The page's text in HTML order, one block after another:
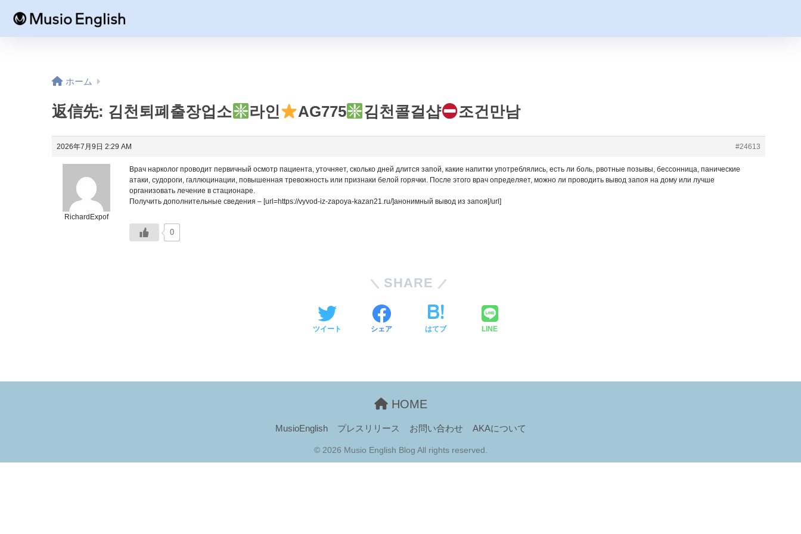
ホーム
返信先: 김천퇴폐출장업소 라인 AG775 김천콜걸샵 조건만남
2026年7月9日 2:29 AM #24613
RichardExpof
Врач нарколог проводит первичный осмотр пациента, уточняет, сколько дней длится запой, какие напитки употреблялись, есть ли боль, рвотные позывы, бессонница, панические
атаки, судороги, галлюцинации, повышенная тревожность или признаки белой горячки. После этого врач определяет, можно ли проводить вывод запоя на дому или лучше
организовать лечение в стационаре.
Получить дополнительные сведения – [url=https://vyvod-iz-zapoya-kazan21.ru/]анонимный вывод из запоя[/url]
0
SHARE
ツイート シェア はてブ LINE
HOME
MusioEnglish プレスリリース お問い合わせ AKAについて
© 2026 Musio English Blog All rights reserved.